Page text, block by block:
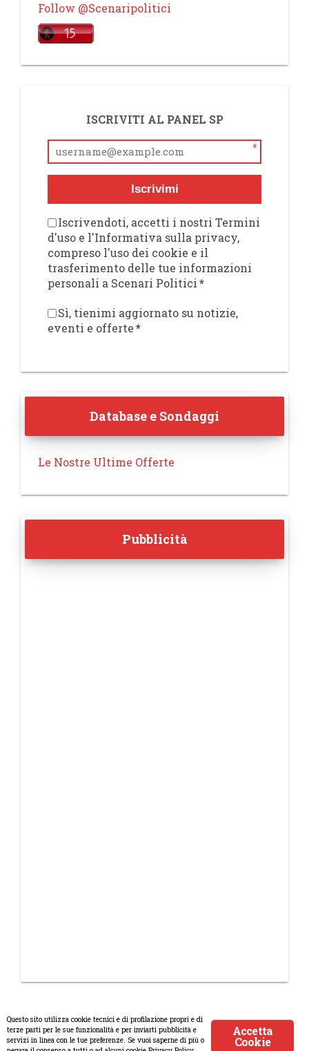
Follow @Scenaripolitici
ISCRIVITI AL PANEL SP
*
Iscrivimi
Iscrivendoti, accetti i nostri Termini
d'uso e l'Informativa sulla privacy,
compreso l'uso dei cookie e il
trasferimento delle tue informazioni
personali a Scenari Politici*
Sì, tienimi aggiornato su notizie,
eventi e offerte*
Database e Sondaggi
Le Nostre Ultime Offerte
Pubblicità
© Copyright 2008-2017 Scenaripolitici.com - Tutti i diritti riservati.
Accetta
Cookie
Questo sito utilizza cookie tecnici e di profilazione propri e di
terze parti per le sue funzionalità e per inviarti pubblicità e
servizi in linea con le tue preferenze. Se vuoi saperne di più o